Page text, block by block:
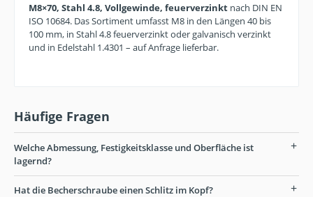
M8×70, Stahl 4.8, Vollgewinde, feuerverzinkt nach DIN EN
ISO 10684. Das Sortiment umfasst M8 in den Längen 40 bis
100 mm, in Stahl 4.8 feuerverzinkt oder galvanisch verzinkt
und in Edelstahl 1.4301 – auf Anfrage lieferbar.
Häufige Fragen
Welche Abmessung, Festigkeitsklasse und Oberfläche ist
lagernd?
Hat die Becherschraube einen Schlitz im Kopf?